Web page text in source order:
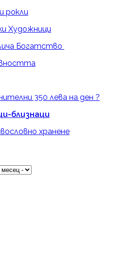
рокли
Художници
Богатство
350 лева на ден ?
близнаци
хранене